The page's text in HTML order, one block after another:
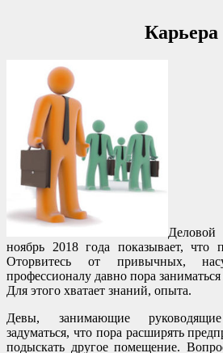
Карьера
ноябрь 2018 года показывает, что
Оторвитесь от привычных,
профессионалу давно пора
Для этого хватает знаний, опыта.
Девы, занимающие
задуматься, что пора расширять
подыскать другое помещение.